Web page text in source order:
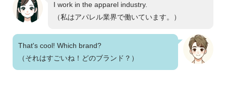
I work in the apparel industry.
（私はアパレル業界で働いています。）
That's cool! Which brand?
（それはすごいね！どのブランド？）